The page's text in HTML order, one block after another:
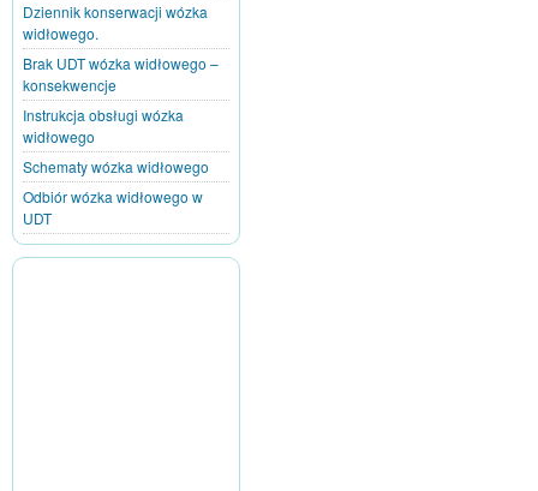
Dziennik konserwacji wózka
widłowego.
Brak UDT wózka widłowego –
konsekwencje
Instrukcja obsługi wózka
widłowego
Schematy wózka widłowego
Odbiór wózka widłowego w
UDT